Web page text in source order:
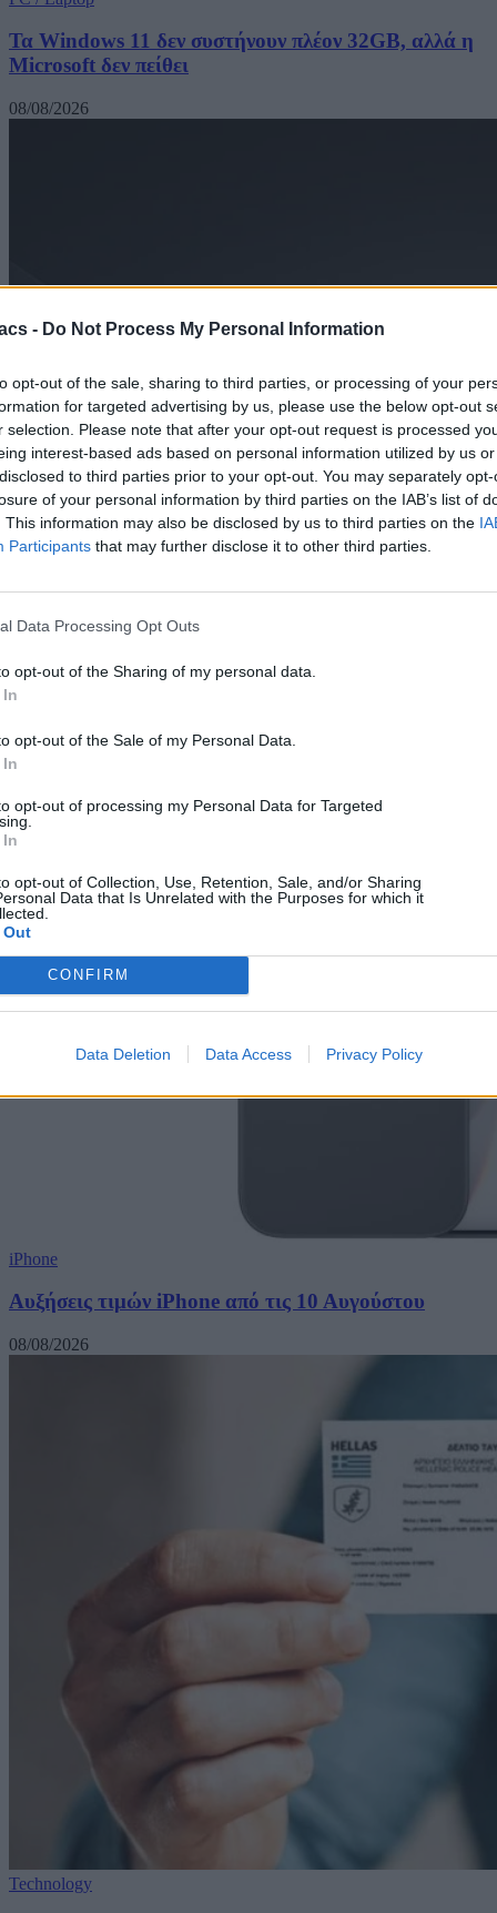
- Do Not Process My Personal Information
opt-out of the sale, sharing to third parties, or processing of your
for targeted advertising by us, please use the below opt-out
selection. Please note that after your opt-out request is processed
interest-based ads based on personal information utilized by us
to third parties prior to your opt-out. You may separately
of your personal information by third parties on the IAB’s list of
This information may also be disclosed by us to third parties on the
Participants that may further disclose it to other third parties.
Data Processing Opt Outs
opt-out of the Sharing of my personal data.
opt-out of the Sale of my Personal Data.
opt-out of processing my Personal Data for Targeted
opt-out of Collection, Use, Retention, Sale, and/or Sharing
Data that Is Unrelated with the Purposes for which it
CONFIRM
Data Deletion Data Access Privacy Policy
Τα Windows 11 δεν συστήνουν πλέον 32GB, αλλά η
Microsoft δεν πείθει
08/08/2026
Technology
Starlink: Εντελώς δωρεάν ο εξοπλισμός και πάλι
στην Ελλάδα
08/08/2026
iPhone
Αυξήσεις τιμών iPhone από τις 10 Αυγούστου
08/08/2026
Technology